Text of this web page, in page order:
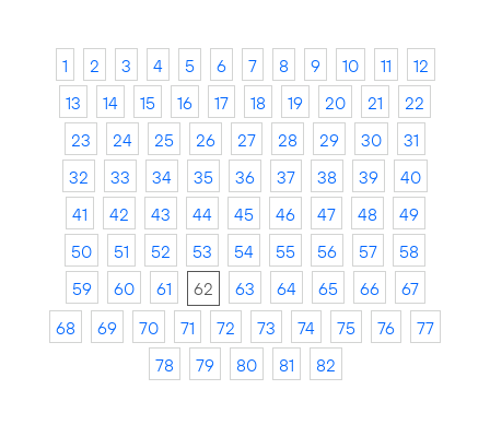
1 2 3 4 5 6 7 8 9 10 11
12
13
14 15 16 17 18 19 20 21
22
23
24 25 26 27 28 29 30
31
32
33 34 35 36 37 38 39
40
41
42 43 44 45 46 47 48
49
50
51 52 53 54 55 56 57
58
59
60 61 62 63 64 65 66
67
68
69 70 71 72 73 74 75 76
77
78
79 80 81 82